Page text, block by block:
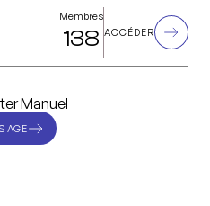
Membres
138 ACCÉDER
Manuel